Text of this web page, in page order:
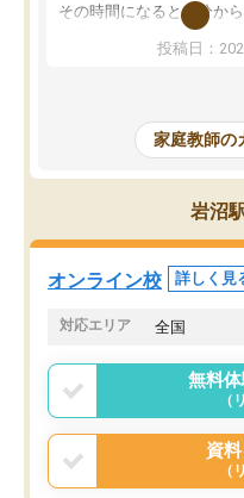
その時間になると自分か
を開いてzoomを繋げるよ
た！5科目なんでもOKな
めて1年ほどだった今で
科目が増えてきました！
であるので無料の週末教
がら頑張って欲しいと思
投稿日：
家庭教師の
岩沼
オンライン校 詳しく見
対応エリア 全国
無料
（
資
（